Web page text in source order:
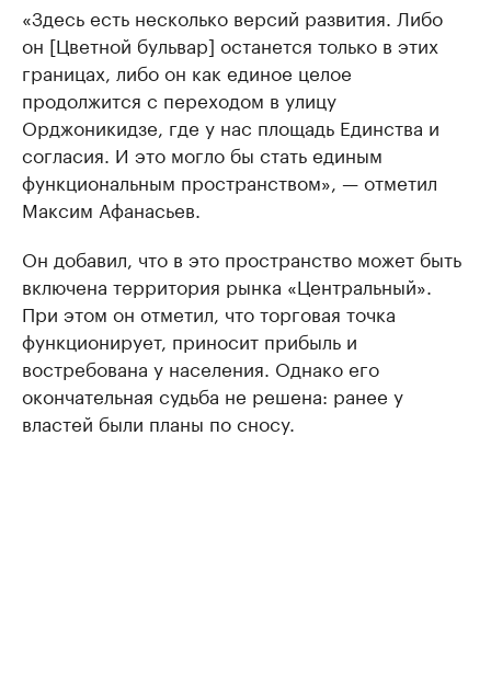
«Здесь есть несколько версий развития. Либо
он [Цветной бульвар] останется только в этих
границах, либо он как единое целое
продолжится с переходом в улицу
Орджоникидзе, где у нас площадь Единства и
согласия. И это могло бы стать единым
функциональным пространством», — отметил
Максим Афанасьев.
Он добавил, что в это пространство может быть
включена территория рынка «Центральный».
При этом он отметил, что торговая точка
функционирует, приносит прибыль и
востребована у населения. Однако его
окончательная судьба не решена: ранее у
властей были планы по сносу.